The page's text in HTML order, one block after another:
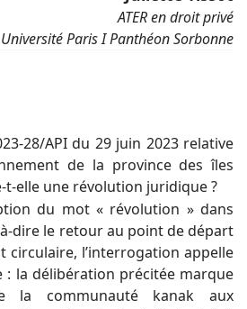
ATER en droit privé
Université Paris I Panthéon Sorbonne
28/API du 29 juin 2023 relative
de la province des îles
t-elle une révolution juridique ?
du mot « révolution » dans
à-dire le retour au point de départ
circulaire, l’interrogation appelle
: la délibération précitée marque
communauté kanak aux